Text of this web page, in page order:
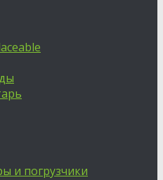
и погрузчики